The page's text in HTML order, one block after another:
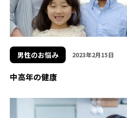
男性のお悩み 2023年2月15日
中高年の健康